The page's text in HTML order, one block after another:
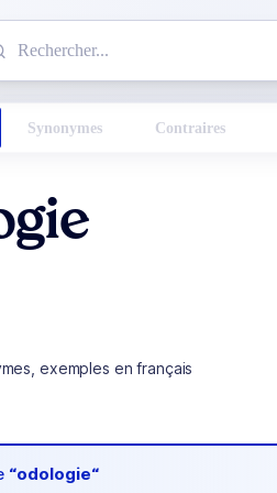
Synonymes Contraires
exemples en français
“odologie“